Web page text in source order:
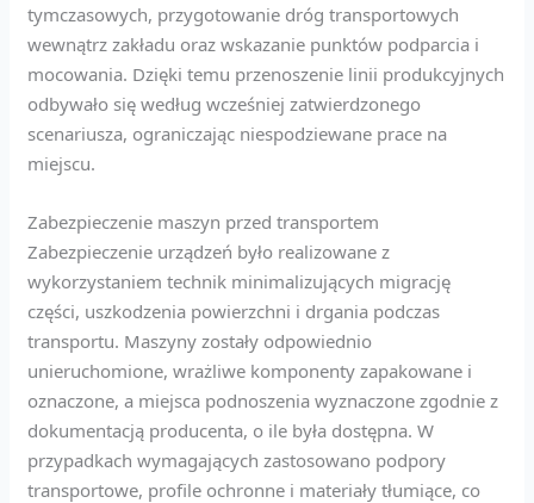
tymczasowych, przygotowanie dróg transportowych
wewnątrz zakładu oraz wskazanie punktów podparcia i
mocowania. Dzięki temu przenoszenie linii produkcyjnych
odbywało się według wcześniej zatwierdzonego
scenariusza, ograniczając niespodziewane prace na
miejscu.
Zabezpieczenie maszyn przed transportem
Zabezpieczenie urządzeń było realizowane z
wykorzystaniem technik minimalizujących migrację
części, uszkodzenia powierzchni i drgania podczas
transportu. Maszyny zostały odpowiednio
unieruchomione, wrażliwe komponenty zapakowane i
oznaczone, a miejsca podnoszenia wyznaczone zgodnie z
dokumentacją producenta, o ile była dostępna. W
przypadkach wymagających zastosowano podpory
transportowe, profile ochronne i materiały tłumiące, co